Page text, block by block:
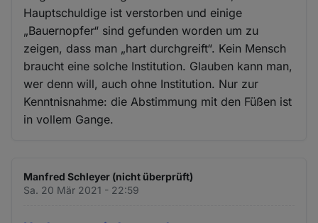
Hauptschuldige ist verstorben und einige
„Bauernopfer“ sind gefunden worden um zu
zeigen, dass man „hart durchgreift“. Kein Mensch
braucht eine solche Institution. Glauben kann man,
wer denn will, auch ohne Institution. Nur zur
Kenntnisnahme: die Abstimmung mit den Füßen ist
in vollem Gange.
Manfred Schleyer (nicht überprüft)
Sa. 20 Mär 2021 - 22:59